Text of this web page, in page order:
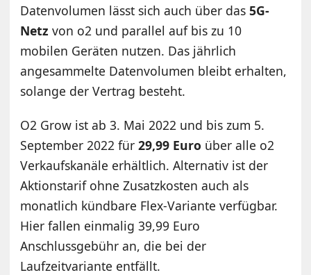
Datenvolumen lässt sich auch über das5G-
Netz von o2 und parallel auf bis zu 10
mobilen Geräten nutzen. Das jährlich
angesammelte Datenvolumen bleibt erhalten,
solange der Vertrag besteht.
O2 Grow ist ab 3. Mai 2022 und bis zum 5.
September 2022 für29,99 Euro über alle o2
Verkaufskanäle erhältlich. Alternativ ist der
Aktionstarif ohne Zusatzkosten auch als
monatlich kündbare Flex-Variante verfügbar.
Hier fallen einmalig 39,99 Euro
Anschlussgebühr an, die bei der
Laufzeitvariante entfällt.